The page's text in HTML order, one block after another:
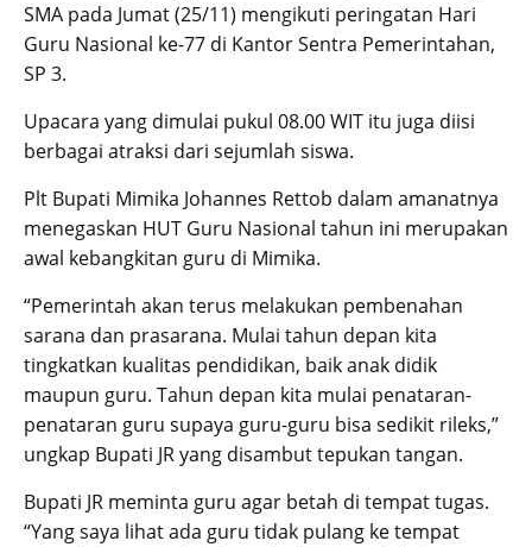
SMA pada Jumat (25/11) mengikuti peringatan Hari
Guru Nasional ke-77 di Kantor Sentra Pemerintahan,
SP 3.
Upacara yang dimulai pukul 08.00 WIT itu juga diisi
berbagai atraksi dari sejumlah siswa.
Plt Bupati Mimika Johannes Rettob dalam amanatnya
menegaskan HUT Guru Nasional tahun ini merupakan
awal kebangkitan guru di Mimika.
“Pemerintah akan terus melakukan pembenahan
sarana dan prasarana. Mulai tahun depan kita
tingkatkan kualitas pendidikan, baik anak didik
maupun guru. Tahun depan kita mulai penataran-
penataran guru supaya guru-guru bisa sedikit rileks,”
ungkap Bupati JR yang disambut tepukan tangan.
Bupati JR meminta guru agar betah di tempat tugas.
“Yang saya lihat ada guru tidak pulang ke tempat